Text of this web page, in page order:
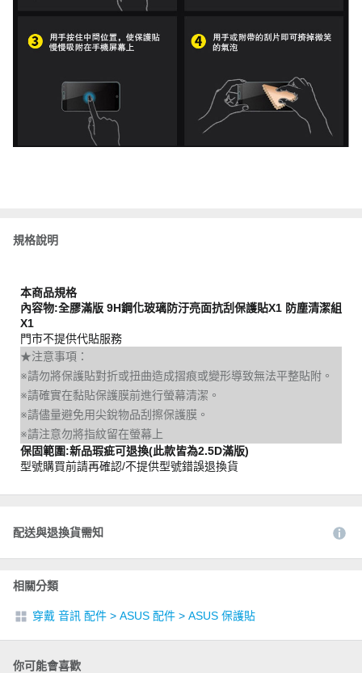
規格說明
本商品規格
內容物:全膠滿版 9H鋼化玻璃防汙亮面抗刮保護貼X1 防塵清潔組
X1
門市不提供代貼服務
★注意事項：
※請勿將保護貼對折或扭曲造成摺痕或變形導致無法平整貼附。
※請確實在黏貼保護膜前進行螢幕清潔。
※請儘量避免用尖銳物品刮擦保護膜。
※請注意勿將指紋留在螢幕上
保固範圍:新品瑕疵可退換(此款皆為2.5D滿版)
型號購買前請再確認/不提供型號錯誤退換貨
配送與退換貨需知
相關分類
穿戴 音訊 配件 > ASUS 配件 > ASUS 保護貼
你可能會喜歡